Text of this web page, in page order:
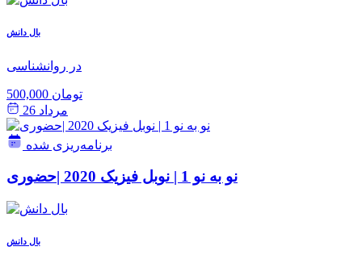
بال دانش
در روانشناسی
500,000 تومان
مرداد 26
برنامه‌ریزی شده
نو به نو 1 | نوبل فیزیک 2020 |حضوری
بال دانش